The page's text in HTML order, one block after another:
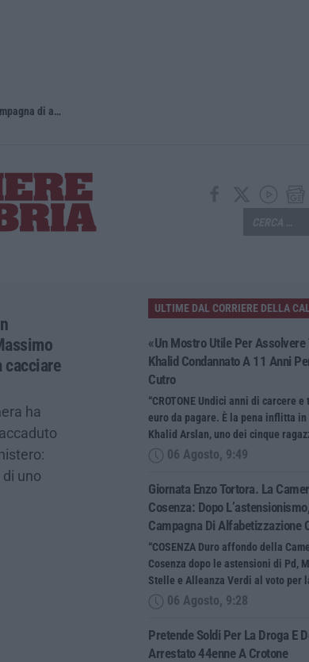
Giornata Enzo Tortora. La Camera penale di Cosenza: dopo l’astensionismo, una campagna di alfabetizzazione costituzionale Pretende soldi per la droga e devasta casa:
cacciare
ha
uno
ULTIME DAL CORRIERE DELLA
«Un Mostro Utile Per
Khalid Condannato A 11 Anni
Cutro
“CROTONE Undici anni di carcere
euro da pagare. È la pena inflitta
Khalid Arslan, uno dei cinque
06 Agosto, 9:49
Giornata Enzo Tortora. La
Cosenza: Dopo
Campagna Di Alfabetizzazione
“COSENZA Duro affondo della
Cosenza dopo le astensioni di Pd,
Stelle e Alleanza Verdi al voto per
06 Agosto, 9:28
Pretende Soldi Per La Droga E
Arrestato 44enne A Crotone